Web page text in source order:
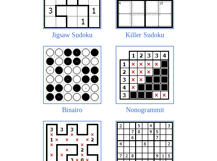
Jigsaw Sudoku Killer Sudoku
Binairo Nonogrammit